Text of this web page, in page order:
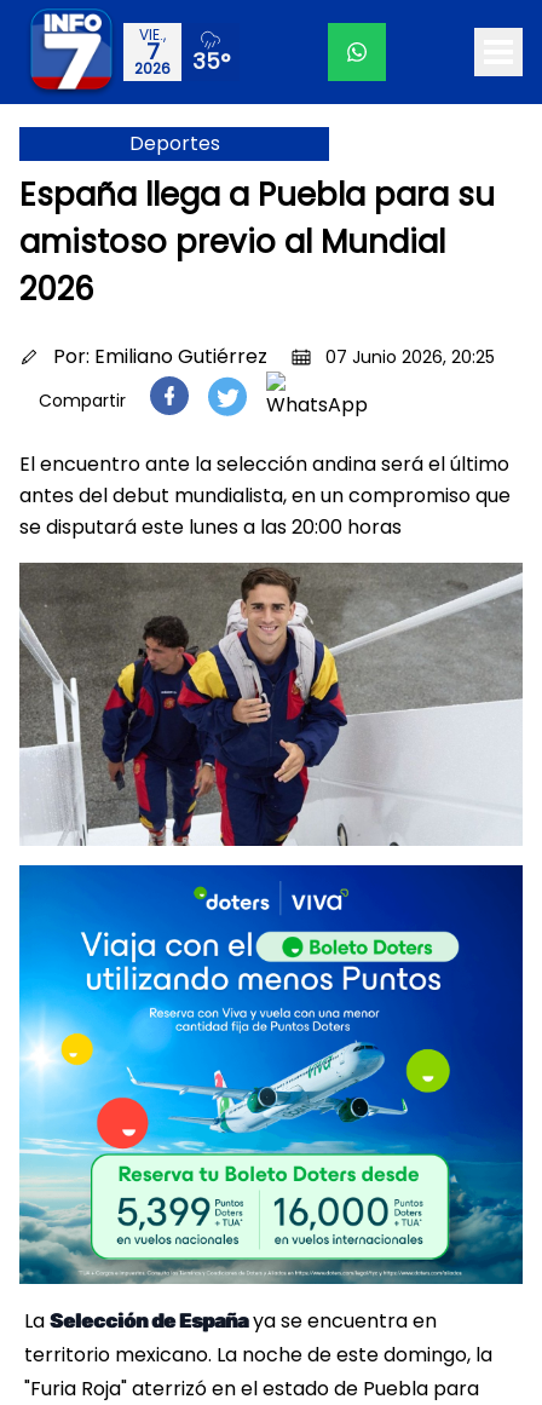
VIE.,
7
2026 35°
Deportes
España llega a Puebla para su
amistoso previo al Mundial
2026
Por: Emiliano Gutiérrez
07 Junio 2026, 20:25
Compartir
El encuentro ante la selección andina será el último
antes del debut mundialista, en un compromiso que
se disputará este lunes a las 20:00 horas
La Selección de Españaya se encuentra en
territorio mexicano. La noche de este domingo, la
"Furia Roja" aterrizó en el estado de Puebla para